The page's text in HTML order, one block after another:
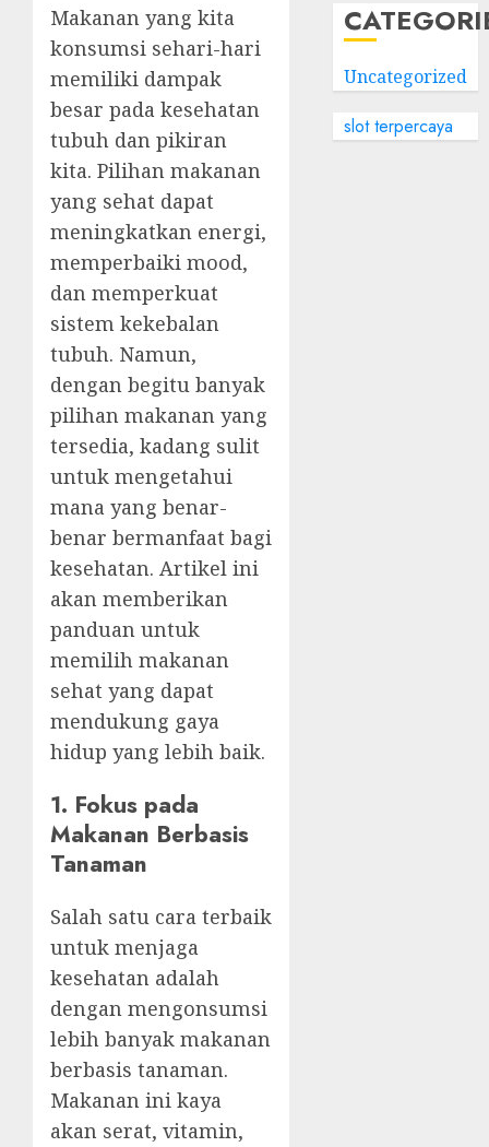
Makanan yang kita
konsumsi sehari-hari
memiliki dampak
besar pada kesehatan
tubuh dan pikiran
kita. Pilihan makanan
yang sehat dapat
meningkatkan energi,
memperbaiki mood,
dan memperkuat
sistem kekebalan
tubuh. Namun,
dengan begitu banyak
pilihan makanan yang
tersedia, kadang sulit
untuk mengetahui
mana yang benar-
benar bermanfaat bagi
kesehatan. Artikel ini
akan memberikan
panduan untuk
memilih makanan
sehat yang dapat
mendukung gaya
hidup yang lebih baik.
1. Fokus pada
Makanan Berbasis
Tanaman
Salah satu cara terbaik
untuk menjaga
kesehatan adalah
dengan mengonsumsi
lebih banyak makanan
berbasis tanaman.
Makanan ini kaya
akan serat, vitamin,
Uncategorized
slot terpercaya